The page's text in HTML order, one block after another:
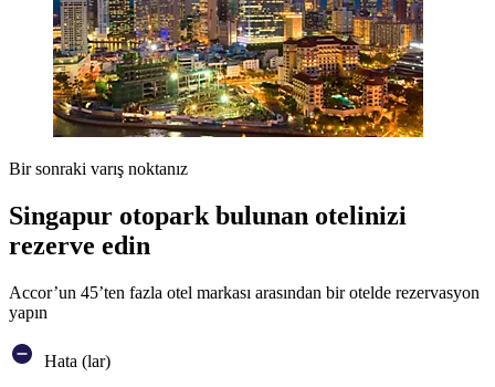
Bir sonraki varış noktanız
Singapur otopark bulunan otelinizi
rezerve edin
Accor’un 45’ten fazla otel markası arasından bir otelde rezervasyon
yapın
Hata (lar)